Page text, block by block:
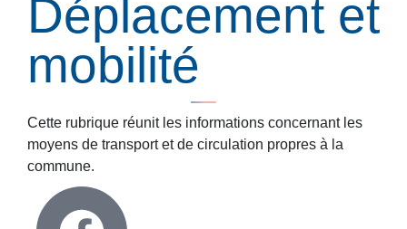
Déplacement et
mobilité
Cette rubrique réunit les informations concernant les
moyens de transport et de circulation propres à la
commune.